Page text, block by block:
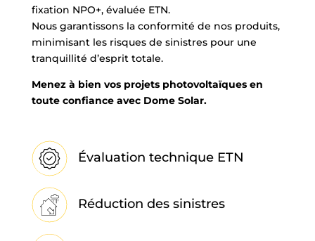
fixation NPO+, évaluée ETN.
Nous garantissons la conformité de nos produits,
minimisant les risques de sinistres pour une
tranquillité d’esprit totale.
Menez à bien vos projets photovoltaïques en
toute confiance avec Dome Solar.
Évaluation technique ETN
Réduction des sinistres